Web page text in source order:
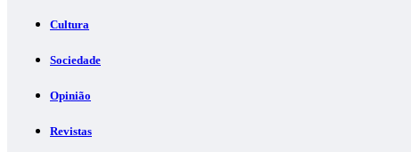
Cultura
Sociedade
Opinião
Revistas